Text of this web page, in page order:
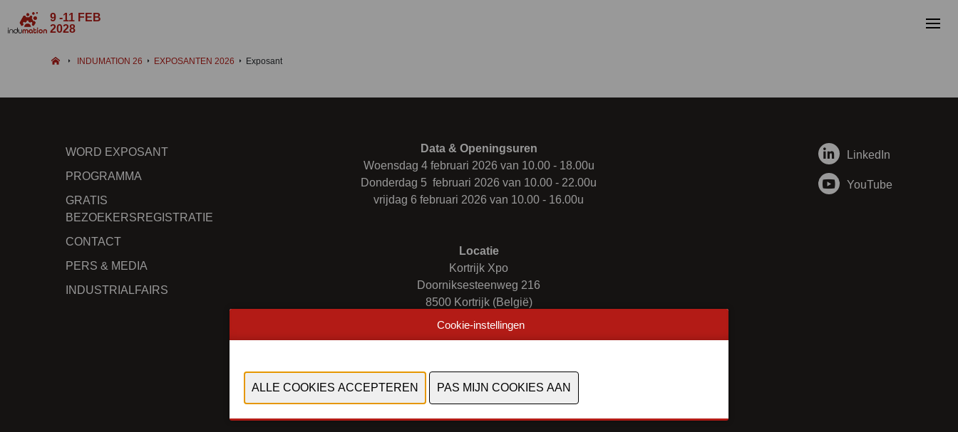
9 -11 FEB
2028
INDUMATION 26 EXPOSANTEN 2026 Exposant
WORD EXPOSANT
PROGRAMMA
GRATIS
BEZOEKERSREGISTRATIE
CONTACT
PERS & MEDIA
INDUSTRIALFAIRS
Data & Openingsuren
Woensdag 4 februari 2026 van 10.00 - 18.00u
Donderdag 5 februari 2026 van 10.00 - 22.00u
vrijdag 6 februari 2026 van 10.00 - 16.00u
Locatie
Kortrijk Xpo
Doorniksesteenweg 216
8500 Kortrijk (België)
LinkedIn
YouTube
Privacy Policy
-Coockiestatement- Algemene
voorwaarden-Cookies bekijken
Cookie-instellingen